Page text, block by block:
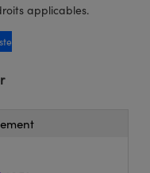
applicables.